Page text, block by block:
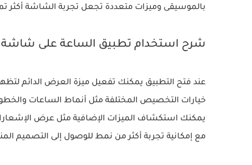
بالموسيقى وميزات متعددة تجعل تجربة الشاشة أكثر
شرح استخدام تطبيق الساعة على شاشة
عند فتح التطبيق يمكنك تفعيل ميزة العرض الدائم
خيارات التخصيص المختلفة مثل أنماط الساعات
يمكنك استكشاف الميزات الإضافية مثل عرض
مع إمكانية تجربة أكثر من نمط للوصول إلى التصميم